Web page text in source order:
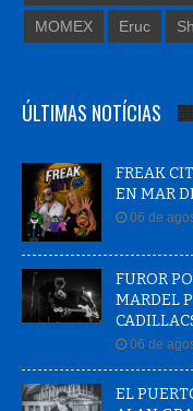
MOMEX Eruc
ÚLTIMAS NOTÍCIAS
FREAK
EN MAR
06 de
FUROR
MARDEL
06 de
EL